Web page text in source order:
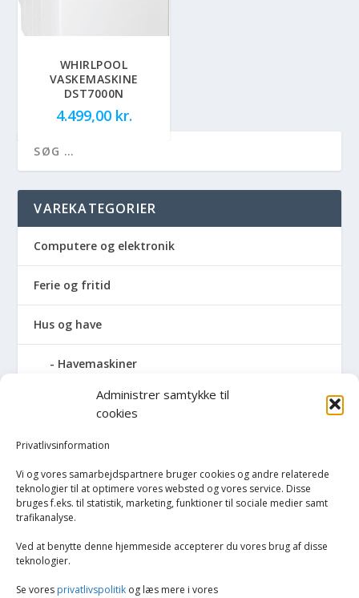
Administrer samtykke til
cookies
Privatlivsinformation
Vi og vores samarbejdspartnere bruger cookies og andre relaterede
teknologier til at optimere vores websted og vores service. Disse
bruges f.eks. til statistik, marketing, funktioner til sociale medier samt
trafikanalyse.
Ved at benytte denne hjemmeside accepterer du vores brug af disse
teknologier.
Se vores privatlivspolitik og læs mere i vores
WHIRLPOOL
VASKEMASKINE
DST7000N
4.499,00 kr.
VAREKATEGORIER
Computere og elektronik
Ferie og fritid
Hus og have
Havemaskiner
Hvidevarer
Køkken
Opvarmning
Rengøring